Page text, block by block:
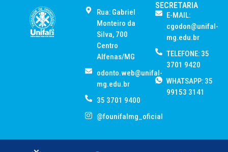
Rua: Gabriel
Monteiro da
Silva, 700
Centro
Alfenas/MG
odonto.web@unifal-
mg.edu.br
35 3701 9400
@founifalmg_oficial
SECRETARIA
E-MAIL:
cgodon@unifal-
mg.edu.br
TELEFONE: 35
3701 9420
WHATSAPP: 35
99153 3141